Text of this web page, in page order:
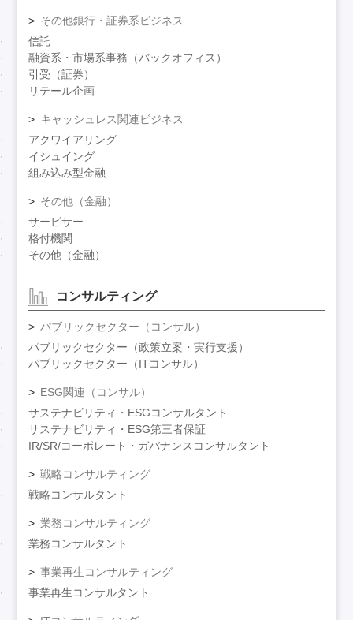
その他銀行・証券系ビジネス
信託
融資系・市場系事務（バックオフィス）
引受（証券）
リテール企画
キャッシュレス関連ビジネス
アクワイアリング
イシュイング
組み込み型金融
その他（金融）
サービサー
格付機関
その他（金融）
コンサルティング
パブリックセクター（コンサル）
パブリックセクター（政策立案・実行支援）
パブリックセクター（ITコンサル）
ESG関連（コンサル）
サステナビリティ・ESGコンサルタント
サステナビリティ・ESG第三者保証
IR/SR/コーポレート・ガバナンスコンサルタント
戦略コンサルティング
戦略コンサルタント
業務コンサルティング
業務コンサルタント
事業再生コンサルティング
事業再生コンサルタント